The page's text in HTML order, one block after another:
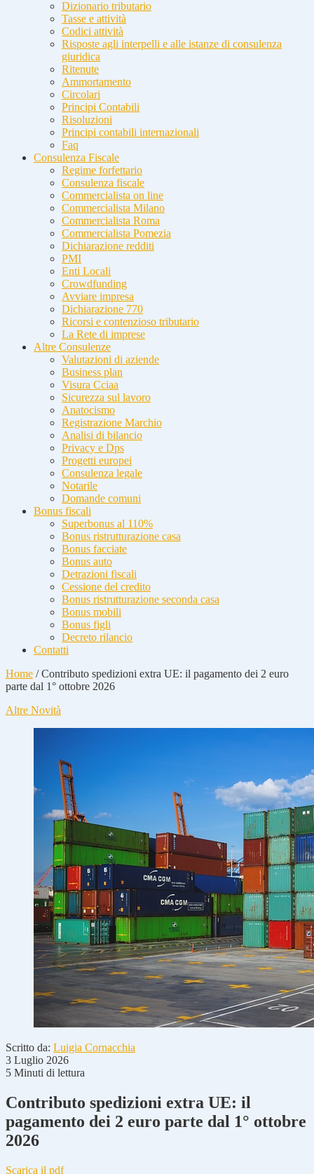
Dizionario tributario
Tasse e attività
Codici attività
Risposte agli interpelli e alle istanze di consulenza
giuridica
Ritenute
Ammortamento
Circolari
Principi Contabili
Risoluzioni
Principi contabili internazionali
Faq
Consulenza Fiscale
Regime forfettario
Consulenza fiscale
Commercialista on line
Commercialista Milano
Commercialista Roma
Commercialista Pomezia
Dichiarazione redditi
PMI
Enti Locali
Crowdfunding
Avviare impresa
Dichiarazione 770
Ricorsi e contenzioso tributario
La Rete di imprese
Altre Consulenze
Valutazioni di aziende
Business plan
Visura Cciaa
Sicurezza sul lavoro
Anatocismo
Registrazione Marchio
Analisi di bilancio
Privacy e Dps
Progetti europei
Consulenza legale
Notarile
Domande comuni
Bonus fiscali
Superbonus al 110%
Bonus ristrutturazione casa
Bonus facciate
Bonus auto
Detrazioni fiscali
Cessione del credito
Bonus ristrutturazione seconda casa
Bonus mobili
Bonus figli
Decreto rilancio
Contatti
Home /Contributo spedizioni extra UE: il pagamento dei 2 euro
parte dal 1° ottobre 2026
Altre Novità
Scritto da: Luigia Cornacchia
3 Luglio 2026
5 Minuti di lettura
Contributo spedizioni extra UE: il
pagamento dei 2 euro parte dal 1° ottobre
2026
Scarica il pdf